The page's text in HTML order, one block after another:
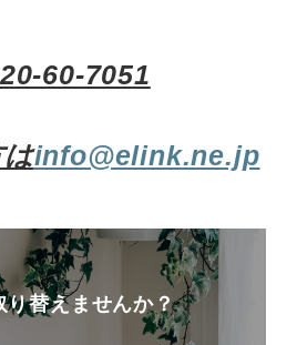
60-7051
info@elink.ne.jp
り替えませんか？